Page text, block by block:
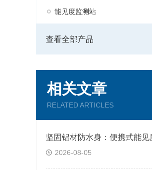
能见度监测站
查看全部产品
相关文章
RELATED ARTICLES
2026-08-05